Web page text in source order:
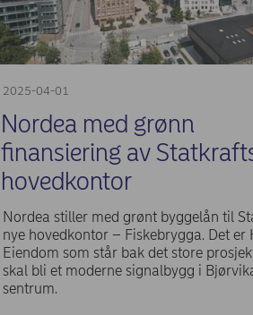
2025-04-01
Nordea med grønn
finansiering av
hovedkontor
Nordea stiller med grønt byggelån til
nye hovedkontor – Fiskebrygga. Det er
Eiendom som står bak det store
skal bli et moderne signalbygg i
sentrum.